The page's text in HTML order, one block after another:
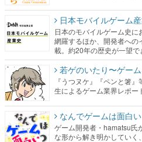
日本モバイルゲーム
日本のモバイルゲーム史
網羅するほか、開発者への
載。約20年の歴史が一望で
若ゲのいたり〜ゲー
『うつヌケ』『ペンと箸
生によるゲーム業界レポー
なんでゲームは面白い
ゲーム開発者・hamatsu氏
な形から解き明かしていく